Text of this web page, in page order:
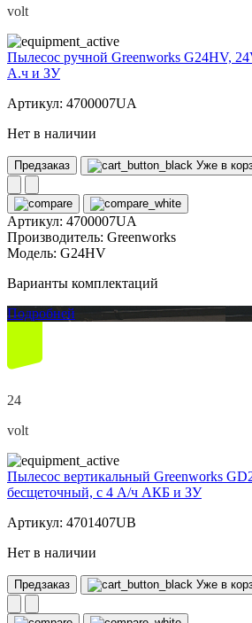
volt
Пылесос ручной Greenworks G24HV,
А.ч и ЗУ
Артикул: 4700007UA
Нет в наличии
Предзаказ Уже в
Артикул: 4700007UA
Производитель: Greenworks
Модель: G24HV
Варианты комплектаций
Подробней
24
volt
Пылесос вертикальный Greenworks
бесщеточный, с 4 А/ч АКБ и ЗУ
Артикул: 4701407UB
Нет в наличии
Предзаказ Уже в